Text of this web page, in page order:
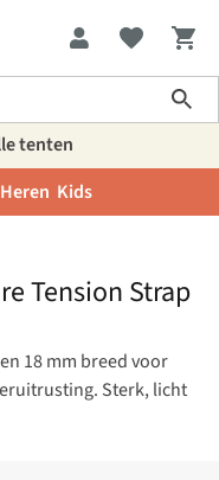
tenten
Heren Kids
Tension Strap
18 mm breed voor
Sterk, licht